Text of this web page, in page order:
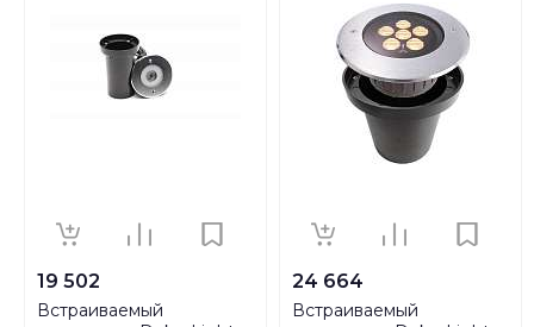
19 502
Встраиваемый
24 664
Встраиваемый